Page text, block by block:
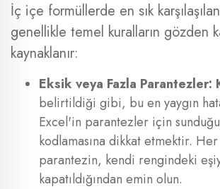
İç içe formüllerde en sık
genellikle temel kuralların gözden
kaynaklanır:
Eksik veya Fazla Parantezler:
belirtildiği gibi, bu en yaygın
Excel'in parantezler için
kodlamasına dikkat etmektir. Her
parantezin, kendi rengindeki
kapatıldığından emin olun.